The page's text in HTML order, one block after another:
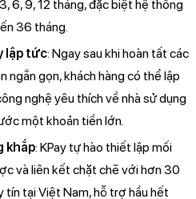
6, 9, 12 tháng, đặc biệt hệ thống
36 tháng.
lập tức: Ngay sau khi hoàn tất các
ngắn gọn, khách hàng có thể lập
nghệ yêu thích về nhà sử dụng
một khoản tiền lớn.
khắp: KPay tự hào thiết lập mối
và liên kết chặt chẽ với hơn 30
tín tại Việt Nam, hỗ trợ hầu hết